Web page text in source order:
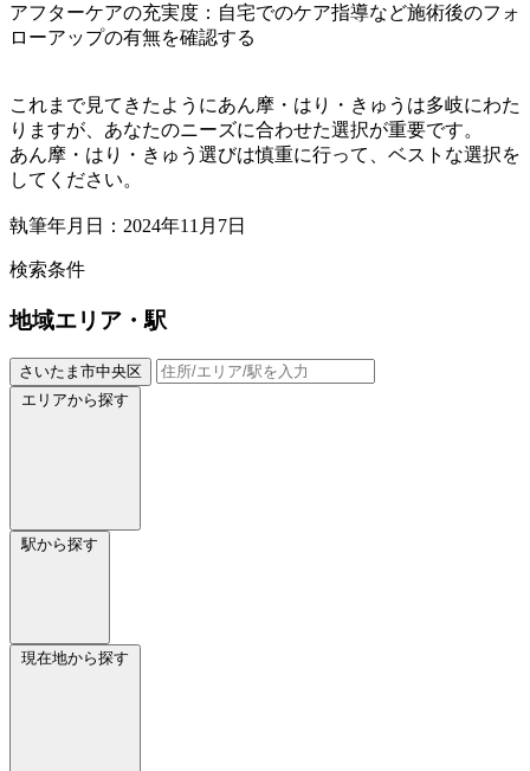
アフターケアの充実度：自宅でのケア指導など施術後のフォ
ローアップの有無を確認する
これまで見てきたようにあん摩・はり・きゅうは多岐にわた
りますが、あなたのニーズに合わせた選択が重要です。
あん摩・はり・きゅう選びは慎重に行って、ベストな選択を
してください。
執筆年月日：2024年11月7日
検索条件
地域エリア・駅
さいたま市中央区
エリアから探す
駅から探す
現在地から探す